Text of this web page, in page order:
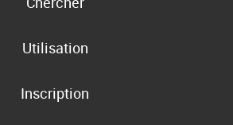
Utilisation
Inscription